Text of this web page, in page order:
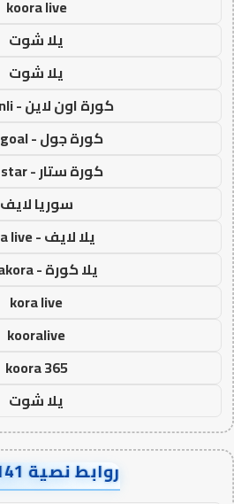
koora live
يلا شوت
يلا شوت
كورة اون لاين - kora onli
كورة جول - kora goal
كورة ستار - kora star
سوريا لايف
يلا لايف - yalla live
يلا كورة - yallakora
kora live
kooralive
koora 365
يلا شوت
روابط نصية AA90141